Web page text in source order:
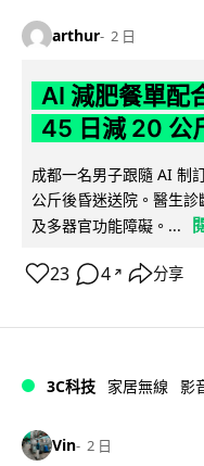
arthur 2 日
AI 減肥餐單
45 日減 20 公
成都一名男子跟隨 AI 制
公斤後昏迷送院。醫生
及多器官功能障礙。...
23 4 ↗ 分享
3C科技 家居無線 影
Vin 2 日